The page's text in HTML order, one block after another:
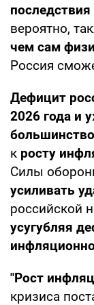
вероятно,
чем сам
Россия
Дефицит
2026 года и
к росту
Силы
усиливать
российской
усугубляя
"Рост
кризиса